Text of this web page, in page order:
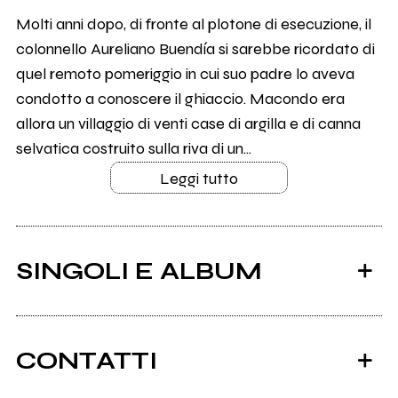
Molti anni dopo, di fronte al plotone di esecuzione, il
colonnello Aureliano Buendía si sarebbe ricordato di
quel remoto pomeriggio in cui suo padre lo aveva
condotto a conoscere il ghiaccio. Macondo era
allora un villaggio di venti case di argilla e di canna
selvatica costruito sulla riva di un...
Leggi tutto
SINGOLI E ALBUM
CONTATTI